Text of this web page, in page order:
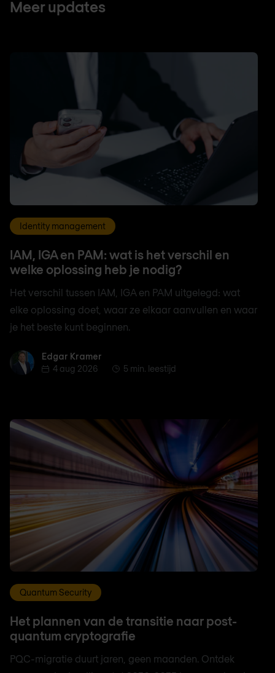
Meer updates
Identity management
IAM, IGA en PAM: wat is het verschil en
welke oplossing heb je nodig?
Het verschil tussen IAM, IGA en PAM uitgelegd: wat
elke oplossing doet, waar ze elkaar aanvullen en waar
je het beste kunt beginnen.
Edgar KramerEdgar Kramer
4 aug 2026
5 min. leestijd
Quantum Security
Het plannen van de transitie naar post-
quantum cryptografie
PQC-migratie duurt jaren, geen maanden. Ontdek